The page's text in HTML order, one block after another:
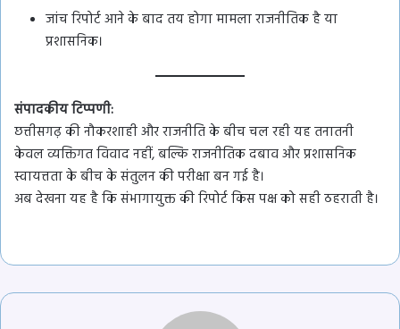
जांच रिपोर्ट आने के बाद तय होगा मामला राजनीतिक है या
प्रशासनिक।
संपादकीय टिप्पणी:
छत्तीसगढ़ की नौकरशाही और राजनीति के बीच चल रही यह तनातनी
केवल व्यक्तिगत विवाद नहीं, बल्कि राजनीतिक दबाव और प्रशासनिक
स्वायत्तता के बीच के संतुलन की परीक्षा बन गई है।
अब देखना यह है कि संभागायुक्त की रिपोर्ट किस पक्ष को सही ठहराती है।